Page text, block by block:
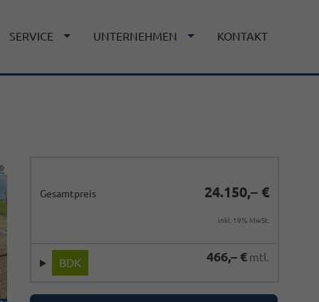
SERVICE UNTERNEHMEN KONTAKT
Gesamtpreis 24.150,– €
inkl. 19% MwSt.
466,– € mtl.
BDK